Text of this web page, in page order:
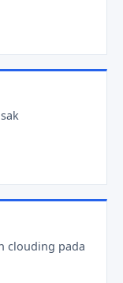
clouding pada